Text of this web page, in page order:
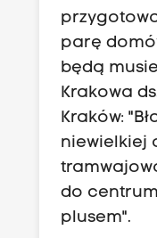
parę
będą
Krakowa
Kraków:
niewielkiej
do
plusem".